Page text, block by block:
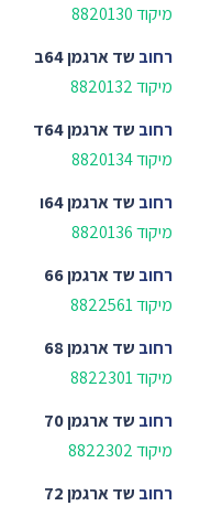
מיקוד 8820130
רחוב שד ארגמן 64ב
מיקוד 8820132
רחוב שד ארגמן 64ד
מיקוד 8820134
רחוב שד ארגמן 64ו
מיקוד 8820136
רחוב שד ארגמן 66
מיקוד 8822561
רחוב שד ארגמן 68
מיקוד 8822301
רחוב שד ארגמן 70
מיקוד 8822302
רחוב שד ארגמן 72